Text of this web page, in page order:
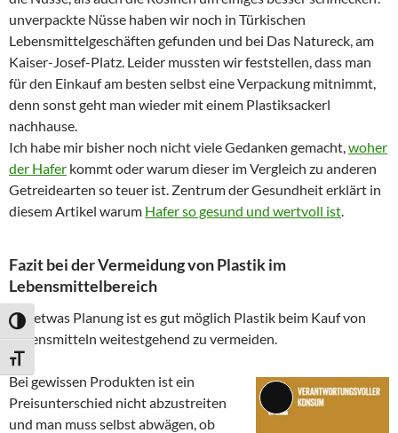
UMSCHALTEN AUF HOHE KONTRASTE
SCHRIFT VERGRÖSSERN
unverpackte Nüsse haben wir noch in Türkischen
Lebensmittelgeschäften gefunden und bei Das Natureck, am
Kaiser-Josef-Platz. Leider mussten wir feststellen, dass man
für den Einkauf am besten selbst eine Verpackung mitnimmt,
denn sonst geht man wieder mit einem Plastiksackerl
nachhause.
Ich habe mir bisher noch nicht viele Gedanken gemacht, woher
der Hafer kommt oder warum dieser im Vergleich zu anderen
Getreidearten so teuer ist. Zentrum der Gesundheit erklärt in
diesem Artikel warum Hafer so gesund und wertvoll ist
Fazit bei der Vermeidung von Plastik im
Lebensmittelbereich
Mit etwas Planung ist es gut möglich Plastik beim Kauf von
Lebensmitteln weitestgehend zu vermeiden.
Lange
Bei gewissen Produkten ist ein
Preisunterschied nicht abzustreiten
und man muss selbst abwägen, ob